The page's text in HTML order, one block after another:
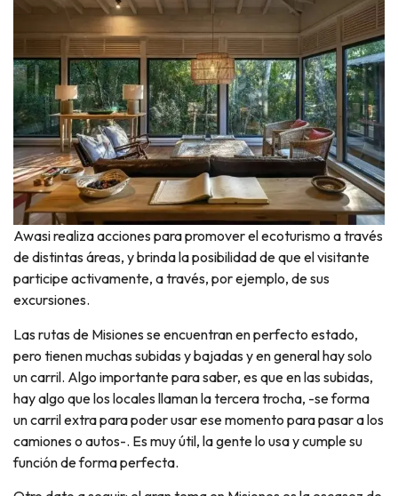
Awasi realiza acciones para promover el ecoturismo a través
de distintas áreas, y brinda la posibilidad de que el visitante
participe activamente, a través, por ejemplo, de sus
excursiones.
Las rutas de Misiones se encuentran en perfecto estado,
pero tienen muchas subidas y bajadas y en general hay solo
un carril. Algo importante para saber, es que en las subidas,
hay algo que los locales llaman la tercera trocha, -se forma
un carril extra para poder usar ese momento para pasar a los
camiones o autos-. Es muy útil, la gente lo usa y cumple su
función de forma perfecta.